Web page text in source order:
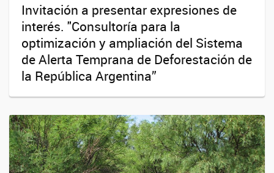
Invitación a presentar expresiones de
interés. "Consultoría para la
optimización y ampliación del Sistema
de Alerta Temprana de Deforestación de
la República Argentina”